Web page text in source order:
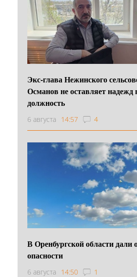
Экс-глава Нежинского
Османов не оставляет надежд
должность
6 августа 14:57 4
В Оренбургской области дали
опасности
6 августа 14:50 1